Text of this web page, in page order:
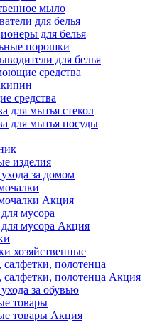
мыло
для белья
для белья
порошки
для белья
средства
средства
для мытья стекол
для мытья посуды
изделия
за домом
Акция
мусора
мусора Акция
хозяйственные
салфетки, полотенца
салфетки, полотенца Акция
за обувью
товары
товары Акция